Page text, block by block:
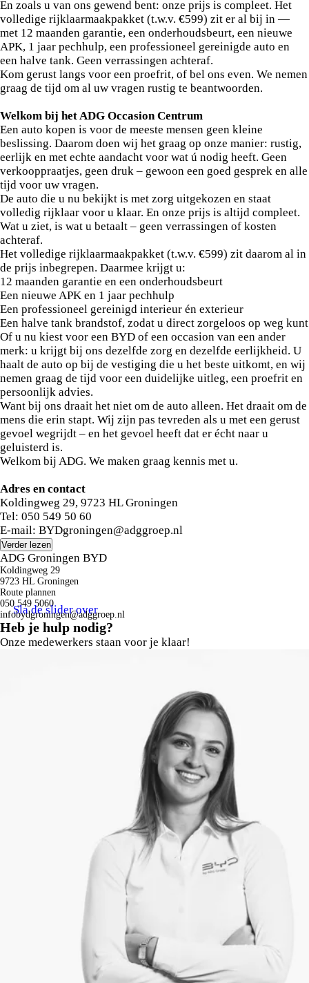
lichtmetalen velgen, sportieve accenten en een verzorgd
interieur met carbonafwerking. De achterbank klapt in delen
neer, zodat u extra bagageruimte zo geregeld heeft.
Aan comfort is gedacht: verwarmbare voorstoelen én een
verwarmd stuur (heerlijk in de winter), automatische climate
control, keyless entry en een full-map navigatiesysteem met
Apple CarPlay en Android Auto. En veilig zit het uitstekend,
onder meer met adaptieve cruise control en stuurhulp,
automatische noodrem (AEB), grootlichtassistent en hill hold.
Inparkeren gaat moeiteloos met de achteruitrijcamera en
parkeersensoren.
Een paar feiten op een rij:
En zoals u van ons gewend bent: onze prijs is compleet. Het
volledige rijklaarmaakpakket (t.w.v. €599) zit er al bij in —
met 12 maanden garantie, een onderhoudsbeurt, een nieuwe
APK, 1 jaar pechhulp, een professioneel gereinigde auto en
een halve tank. Geen verrassingen achteraf.
Kom gerust langs voor een proefrit, of bel ons even. We nemen
graag de tijd om al uw vragen rustig te beantwoorden.
Welkom bij het ADG Occasion Centrum
Een auto kopen is voor de meeste mensen geen kleine
beslissing. Daarom doen wij het graag op onze manier: rustig,
eerlijk en met echte aandacht voor wat ú nodig heeft. Geen
verkooppraatjes, geen druk – gewoon een goed gesprek en alle
tijd voor uw vragen.
De auto die u nu bekijkt is met zorg uitgekozen en staat
volledig rijklaar voor u klaar. En onze prijs is altijd compleet.
Wat u ziet, is wat u betaalt – geen verrassingen of kosten
achteraf.
Het volledige rijklaarmaakpakket (t.w.v. €599) zit daarom al in
de prijs inbegrepen. Daarmee krijgt u:
12 maanden garantie en een onderhoudsbeurt
Een nieuwe APK en 1 jaar pechhulp
Een professioneel gereinigd interieur én exterieur
Een halve tank brandstof, zodat u direct zorgeloos op weg kunt
Of u nu kiest voor een BYD of een occasion van een ander
merk: u krijgt bij ons dezelfde zorg en dezelfde eerlijkheid. U
haalt de auto op bij de vestiging die u het beste uitkomt, en wij
nemen graag de tijd voor een duidelijke uitleg, een proefrit en
persoonlijk advies.
Want bij ons draait het niet om de auto alleen. Het draait om de
mens die erin stapt. Wij zijn pas tevreden als u met een gerust
gevoel wegrijdt – en het gevoel heeft dat er écht naar u
geluisterd is.
Welkom bij ADG. We maken graag kennis met u.
Adres en contact
Koldingweg 29, 9723 HL Groningen
Tel: 050 549 50 60
E-mail: BYDgroningen@adggroep.nl
Verder lezen
ADG Groningen BYD
Koldingweg 29
9723 HL Groningen
Route plannen
050 549 5060
infobydgroningen@adggroep.nl
Heb je hulp nodig?
Onze medewerkers staan voor je klaar!
Sla de slider over